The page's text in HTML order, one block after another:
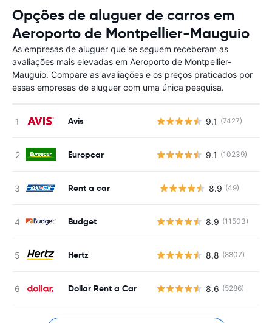
Opções de aluguer de carros em
Aeroporto de Montpellier-Mauguio
As empresas de aluguer que se seguem receberam as
avaliações mais elevadas em Aeroporto de Montpellier-
Mauguio. Compare as avaliações e os preços praticados por
essas empresas de aluguer com uma única pesquisa.
Avis 9.1 (7427)
Europcar 9.1 (10239)
Rent a car 8.9 (49)
Budget 8.9 (11503)
Hertz 8.8 (8807)
Dollar Rent a Car 8.6 (5286)